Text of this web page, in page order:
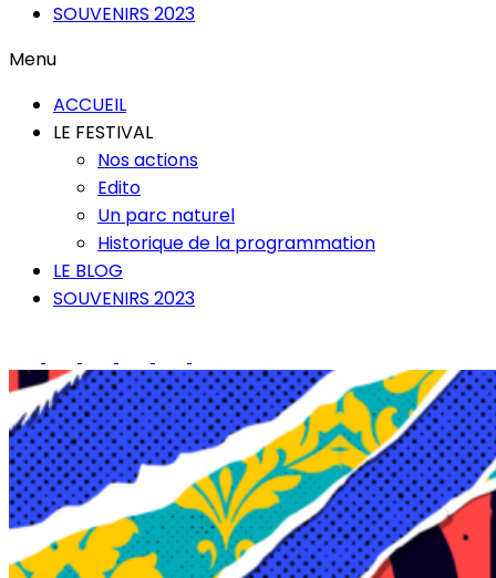
SOUVENIRS 2023
Menu
ACCUEIL
LE FESTIVAL
Nos actions
Edito
Un parc naturel
Historique de la programmation
LE BLOG
SOUVENIRS 2023